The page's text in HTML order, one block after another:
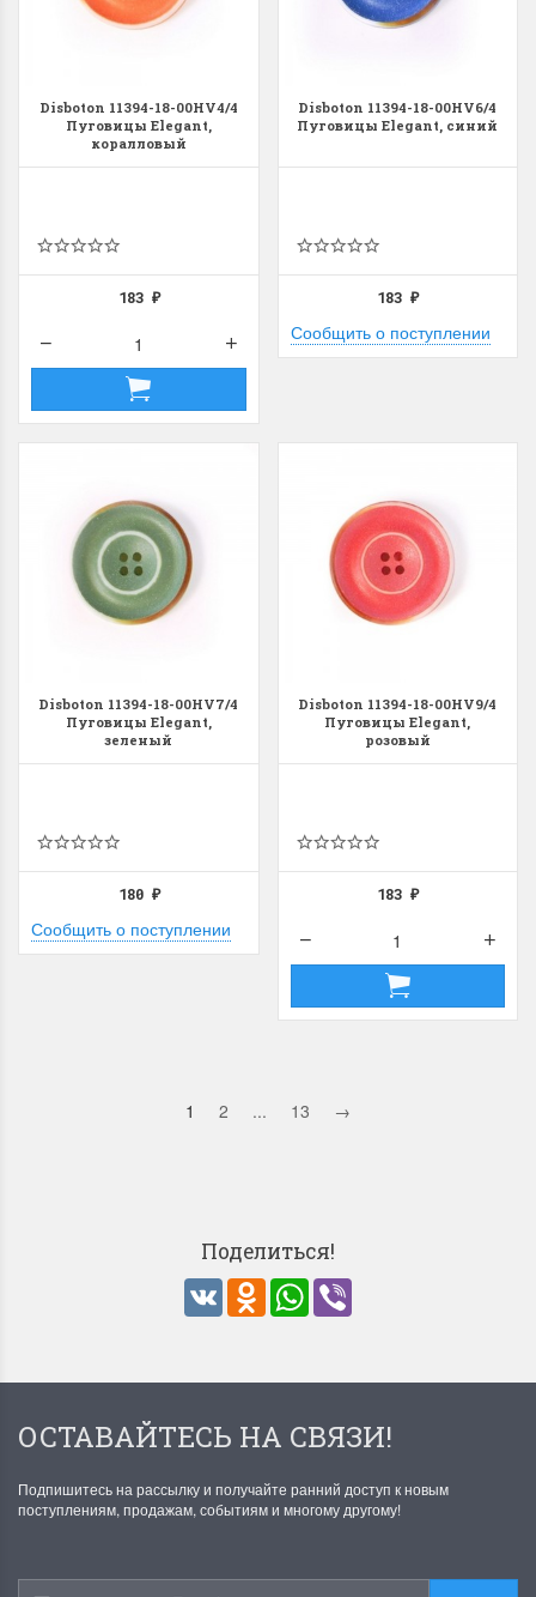
Disboton 11394-18-00HV4/4
Пуговицы Elegant,
коралловый
183 ₽
Disboton 11394-18-00HV6/4
Пуговицы Elegant, синий
183₽
Сообщить о поступлении
Disboton 11394-18-00HV7/4
Пуговицы Elegant,
зеленый
180 ₽
Сообщить о поступлении
Disboton 11394-18-00HV9/4
Пуговицы Elegant,
розовый
183₽
1 2 ... 13 →
Поделиться!
VK Odnoklassniki
WhatsApp
ОСТАВАЙТЕСЬ НА СВЯЗИ!
Подпишитесь на рассылку и получайте ранний доступ к новым
поступлениям, продажам, событиям и многому другому!